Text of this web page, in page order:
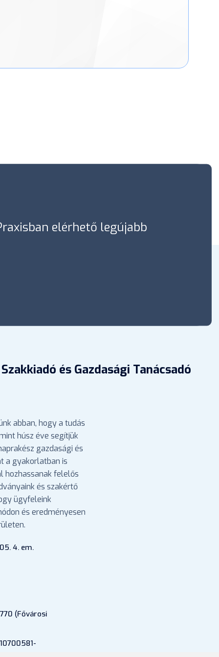
elérhető legújabb
és Gazdasági Tanácsadó
abban, hogy a tudás
húsz éve segítjük
gazdasági és
a gyakorlatban is
hozhassanak felelős
és szakértő
ügyfeleink
és eredményesen
4. em.
(Fővárosi